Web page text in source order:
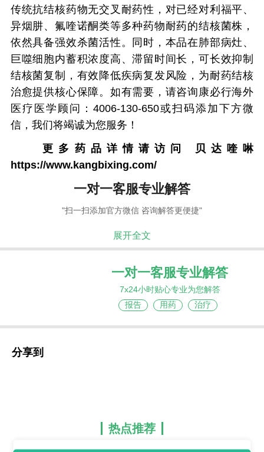
传统抗结核药物无交叉耐药性，对已经对利福平、
异烟肼、氟喹诺酮类等多种药物耐药的结核菌株，
依然具备强效杀菌活性。同时，本品在肺部病灶、
巨噬细胞内蓄积浓度高、滞留时间长，可长效抑制
结核菌复制，有效降低疾病复发风险，为耐药结核
治愈提供核心保障。如有需要，请咨询康必行海外
医疗医学顾问：4006-130-650或扫码添加下方微
信，我们将竭诚为您服务！
更多药品详情请访问
贝达喹啉
https://www.kangbixing.com/
一对一客服专业解答
"扫一扫添加官方微信 咨询解答更便捷"
展开全文
一对一客服专业解答
7x24小时贴心专业为您解答
报告
用药 治疗
分享到
热点推荐